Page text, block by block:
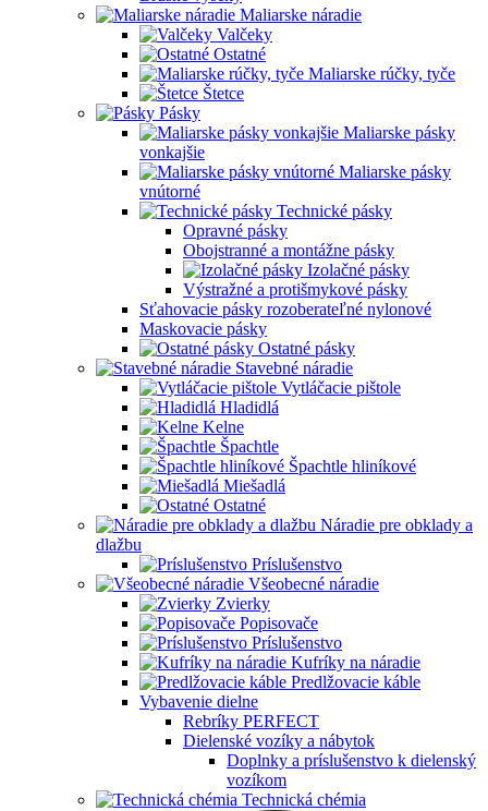
Maliarske náradie
Valčeky
Ostatné
Maliarske rúčky, tyče
Štetce
Pásky
Maliarske pásky
vonkajšie
Maliarske pásky
vnútorné
Technické pásky
Opravné pásky
Obojstranné a montážne pásky
Izolačné pásky
Výstražné a protišmykové pásky
Sťahovacie pásky rozoberateľné nylonové
Maskovacie pásky
Ostatné pásky
Stavebné náradie
Vytláčacie pištole
Hladidlá
Kelne
Špachtle
Špachtle hliníkové
Miešadlá
Ostatné
Náradie pre obklady a
dlažbu
Príslušenstvo
Všeobecné náradie
Zvierky
Popisovače
Príslušenstvo
Kufríky na náradie
Predlžovacie káble
Vybavenie dielne
Rebríky PERFECT
Dielenské vozíky a nábytok
Doplnky a príslušenstvo k dielenský
vozíkom
Technická chémia